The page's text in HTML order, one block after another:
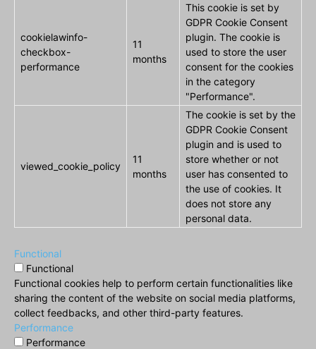
cookielawinfo-
checkbox-
performance
11
months
This cookie is set by
GDPR Cookie Consent
plugin. The cookie is
used to store the user
consent for the cookies
in the category
"Performance".
viewed_cookie_policy
11
months
The cookie is set by the
GDPR Cookie Consent
plugin and is used to
store whether or not
user has consented to
the use of cookies. It
does not store any
personal data.
Functional
Functional
Functional cookies help to perform certain functionalities like
sharing the content of the website on social media platforms,
collect feedbacks, and other third-party features.
Performance
Performance